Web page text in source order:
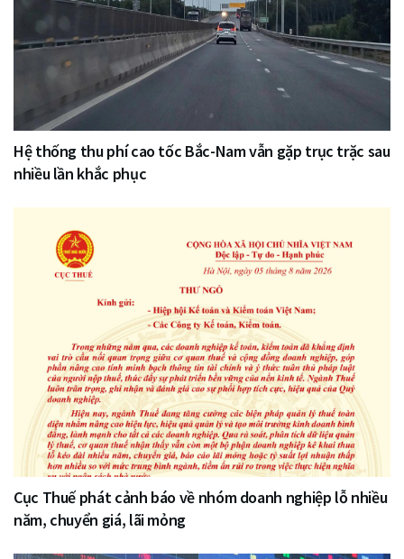
Hệ thống thu phí cao tốc Bắc-Nam vẫn gặp trục trặc sau
nhiều lần khắc phục
Cục Thuế phát cảnh báo về nhóm doanh nghiệp lỗ nhiều
năm, chuyển giá, lãi mỏng